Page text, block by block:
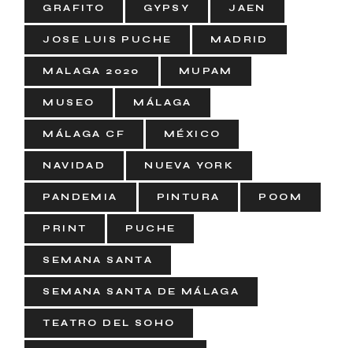
GRAFITO GYPSY JAEN
JOSE LUIS PUCHE MADRID
MALAGA 2020 MUPAM
MUSEO MÁLAGA
MÁLAGA CF MÉXICO
NAVIDAD NUEVA YORK
PANDEMIA PINTURA POOM
PRINT PUCHE
SEMANA SANTA
SEMANA SANTA DE MÁLAGA
TEATRO DEL SOHO